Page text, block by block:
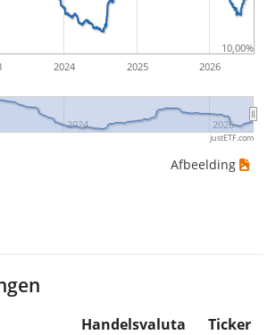
zijn inclusief dividenduitkeringen
2024 2025 2026
2024 2026
10,00%
justETF.com
Afbeelding
Handelsvaluta
Ticker